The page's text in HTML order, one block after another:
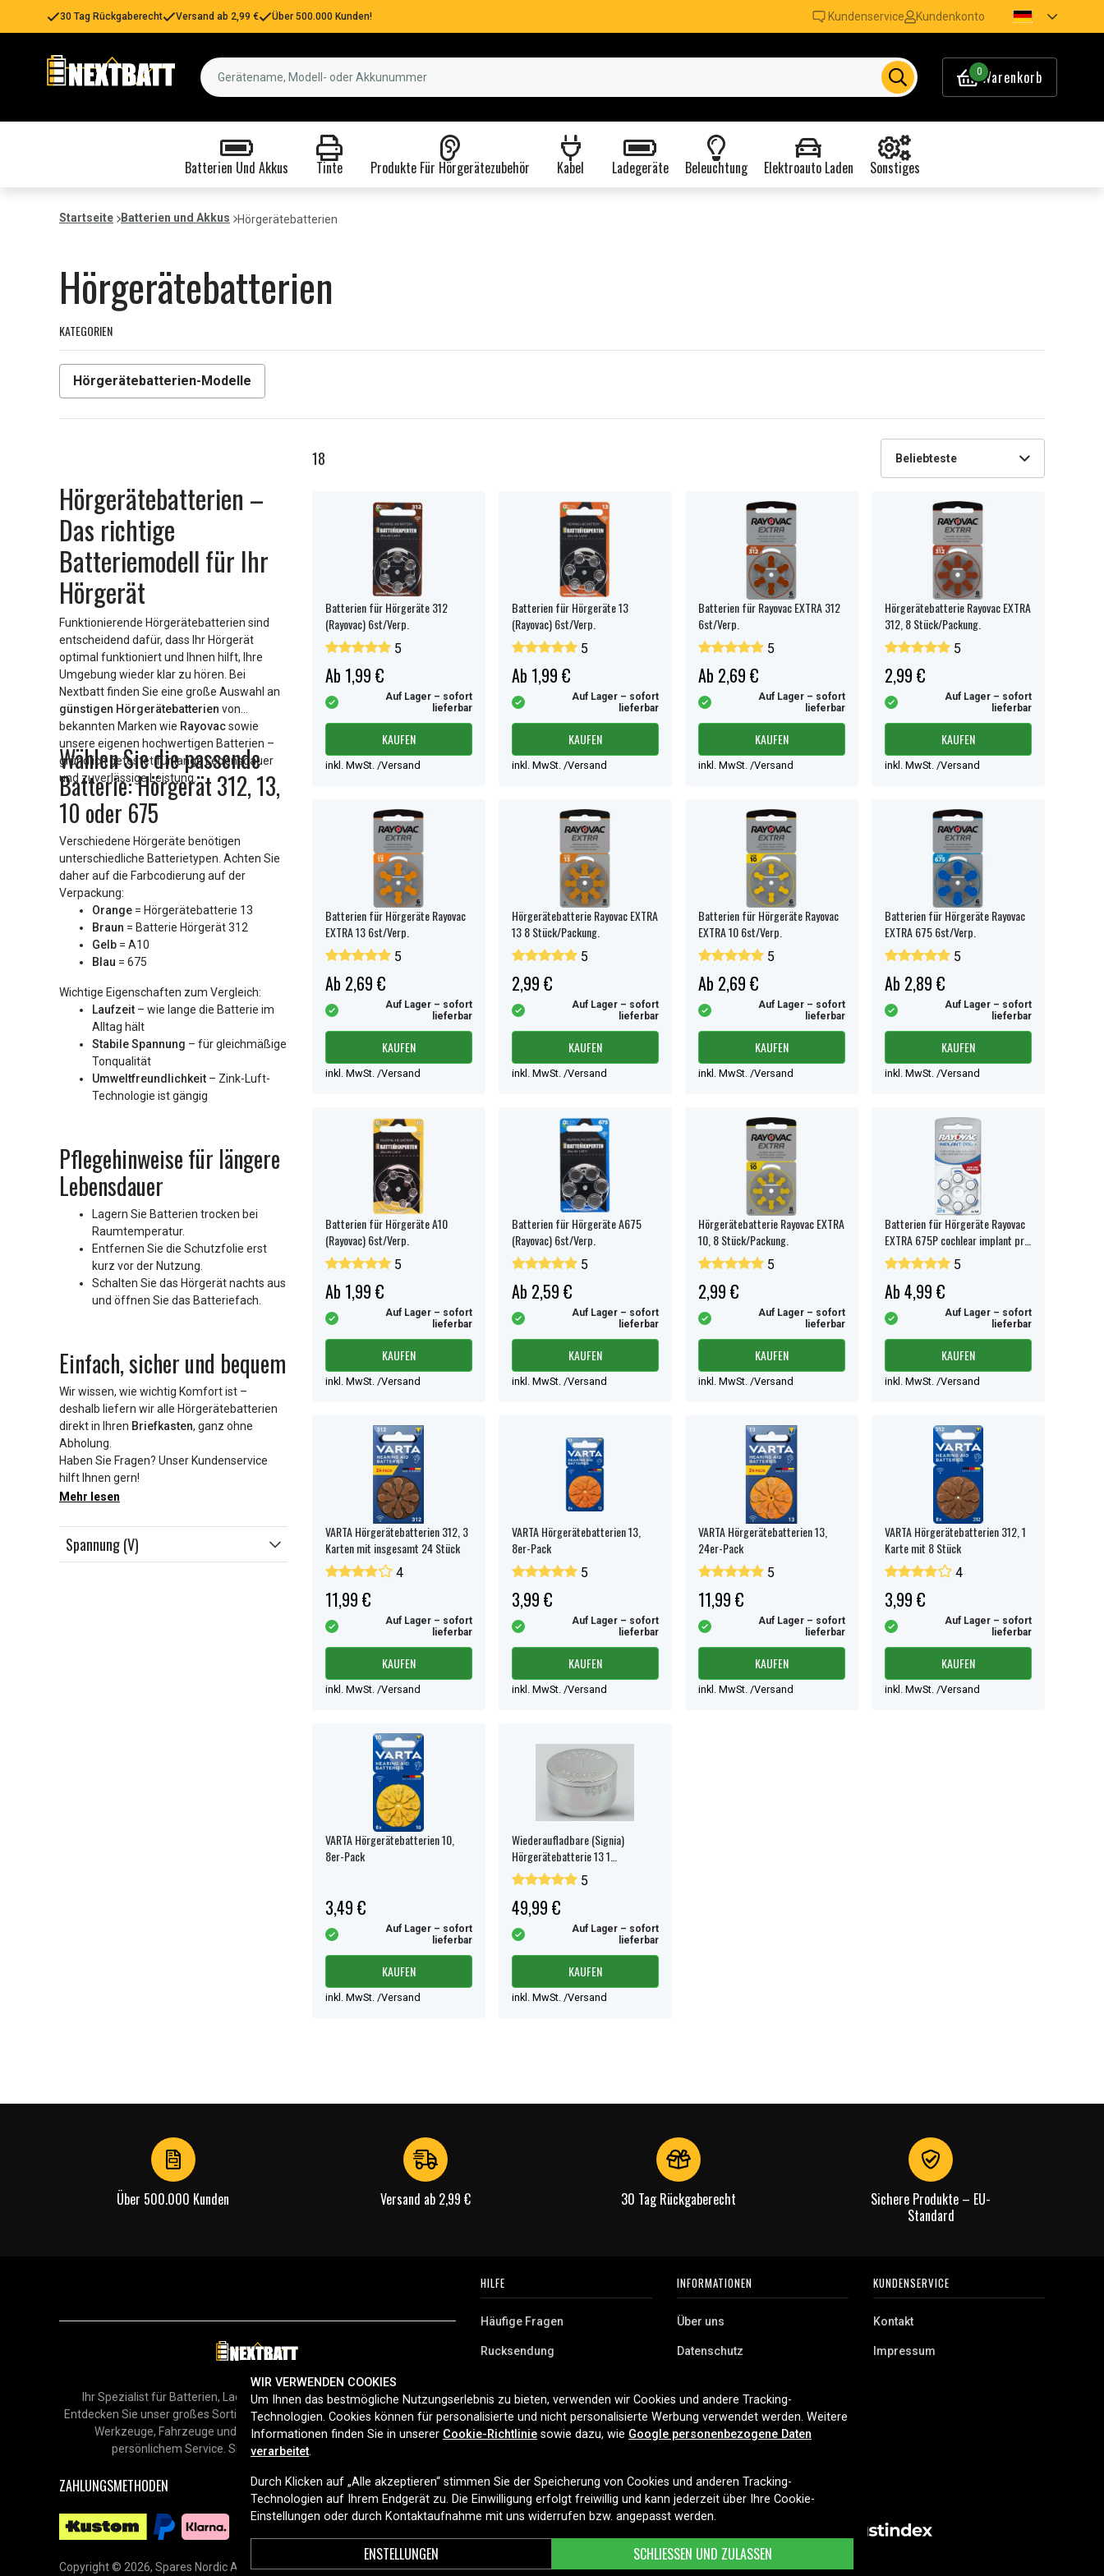
30 Tag Rückgaberecht Versand ab 2,99 € Über 500.000 Kunden! Kundenservice Kundenkonto
0Warenkorb
Batterien Und Akkus Tinte Produkte Für Hörgerätezubehör Kabel Ladegeräte Beleuchtung Elektroauto Laden Sonstiges
Startseite Batterien und Akkus Hörgerätebatterien
Hörgerätebatterien
KATEGORIEN
Hörgerätebatterien-Modelle
Hörgerätebatterien –
Das richtige
Batteriemodell für Ihr
Hörgerät
Funktionierende Hörgerätebatterien sind
entscheidend dafür, dass Ihr Hörgerät
optimal funktioniert und Ihnen hilft, Ihre
Umgebung wieder klar zu hören. Bei
Nextbatt finden Sie eine große Auswahl an
günstigen Hörgerätebatterien von
bekannten Marken wie Rayovacsowie
unsere eigenen hochwertigen Batterien –
gründlich getestet für lange Lebensdauer
und zuverlässige Leistung.
Wählen Sie die passende
Batterie: Hörgerät 312, 13,
10 oder 675
Verschiedene Hörgeräte benötigen
unterschiedliche Batterietypen. Achten Sie
daher auf die Farbcodierung auf der
Verpackung:
Orange = Hörgerätebatterie 13
Braun = Batterie Hörgerät 312
Gelb = A10
Blau = 675
Wichtige Eigenschaften zum Vergleich:
Laufzeit – wie lange die Batterie im
Alltag hält
Stabile Spannung – für gleichmäßige
Tonqualität
Umweltfreundlichkeit – Zink-Luft-
Technologie ist gängig
Pflegehinweise für längere
Lebensdauer
Lagern Sie Batterien trocken bei
Raumtemperatur.
Entfernen Sie die Schutzfolie erst
kurz vor der Nutzung.
Schalten Sie das Hörgerät nachts aus
und öffnen Sie das Batteriefach.
Einfach, sicher und bequem
Wir wissen, wie wichtig Komfort ist –
deshalb liefern wir alle Hörgerätebatterien
direkt in Ihren Briefkasten, ganz ohne
Abholung.
Haben Sie Fragen? Unser Kundenservice
hilft Ihnen gern!
Mehr lesen
Spannung (V)
18 Beliebteste
Batterien für Hörgeräte 312
(Rayovac) 6st/Verp.
5
Ab 1,99 €
Auf Lager – sofort
lieferbar
KAUFEN
inkl. MwSt. /Versand
Batterien für Hörgeräte 13
(Rayovac) 6st/Verp.
5
Ab 1,99 €
Auf Lager – sofort
lieferbar
KAUFEN
inkl. MwSt. /Versand
Batterien für Rayovac EXTRA 312
6st/Verp.
5
Ab 2,69 €
Auf Lager – sofort
lieferbar
KAUFEN
inkl. MwSt. /Versand
Hörgerätebatterie Rayovac EXTRA
312, 8 Stück/Packung.
5
2,99 €
Auf Lager – sofort
lieferbar
KAUFEN
inkl. MwSt. /Versand
Batterien für Hörgeräte Rayovac
EXTRA 13 6st/Verp.
5
Ab 2,69 €
Auf Lager – sofort
lieferbar
KAUFEN
inkl. MwSt. /Versand
Hörgerätebatterie Rayovac EXTRA
13 8 Stück/Packung.
5
2,99 €
Auf Lager – sofort
lieferbar
KAUFEN
inkl. MwSt. /Versand
Batterien für Hörgeräte Rayovac
EXTRA 10 6st/Verp.
5
Ab 2,69 €
Auf Lager – sofort
lieferbar
KAUFEN
inkl. MwSt. /Versand
Batterien für Hörgeräte Rayovac
EXTRA 675 6st/Verp.
5
Ab 2,89 €
Auf Lager – sofort
lieferbar
KAUFEN
inkl. MwSt. /Versand
Batterien für Hörgeräte A10
(Rayovac) 6st/Verp.
5
Ab 1,99 €
Auf Lager – sofort
lieferbar
KAUFEN
inkl. MwSt. /Versand
Batterien für Hörgeräte A675
(Rayovac) 6st/Verp.
5
Ab 2,59 €
Auf Lager – sofort
lieferbar
KAUFEN
inkl. MwSt. /Versand
Hörgerätebatterie Rayovac EXTRA
10, 8 Stück/Packung.
5
2,99 €
Auf Lager – sofort
lieferbar
KAUFEN
inkl. MwSt. /Versand
Batterien für Hörgeräte Rayovac
EXTRA 675P cochlear implant pro
plus 6st/Verp. 5
Ab 4,99 €
Auf Lager – sofort
lieferbar
KAUFEN
inkl. MwSt. /Versand
VARTA Hörgerätebatterien 312, 3
Karten mit insgesamt 24 Stück
4
11,99 €
Auf Lager – sofort
lieferbar
KAUFEN
inkl. MwSt. /Versand
VARTA Hörgerätebatterien 13,
8er-Pack
5
3,99 €
Auf Lager – sofort
lieferbar
KAUFEN
inkl. MwSt. /Versand
VARTA Hörgerätebatterien 13,
24er-Pack
5
11,99 €
Auf Lager – sofort
lieferbar
KAUFEN
inkl. MwSt. /Versand
VARTA Hörgerätebatterien 312, 1
Karte mit 8 Stück
4
3,99 €
Auf Lager – sofort
lieferbar
KAUFEN
inkl. MwSt. /Versand
VARTA Hörgerätebatterien 10,
8er-Pack
3,49 €
Auf Lager – sofort
lieferbar
KAUFEN
inkl. MwSt. /Versand
Wiederaufladbare (Signia)
Hörgerätebatterie 13 1
Stück/Packung.5
49,99 €
Auf Lager – sofort
lieferbar
KAUFEN
inkl. MwSt. /Versand
Über 500.000 Kunden Versand ab 2,99 € 30 Tag Rückgaberecht
Sichere Produkte – EU-
Standard
Ihr Spezialist für Batterien, Ladegeräte und Zubehör in Deutschland.
Entdecken Sie unser großes Sortiment für Smartphones, Haushaltsgeräte,
Werkzeuge, Fahrzeuge und mehr – mit schneller Lieferung und
persönlichem Service. Sicher online einkaufen seit 2006.
HILFE
Häufige Fragen
Rucksendung
INFORMATIONEN
Über uns
Datenschutz
KUNDENSERVICE
Kontakt
Impressum
ZAHLUNGSMETHODEN LIEFEROPTIONEN
Copyright © 2026, Spares Nordic AB
WIR VERWENDEN COOKIES
Um Ihnen das bestmögliche Nutzungserlebnis zu bieten, verwenden wir Cookies und andere Tracking-
Technologien. Cookies können für personalisierte und nicht personalisierte Werbung verwendet werden. Weitere
Informationen finden Sie in unserer Cookie-Richtlinie sowie dazu, wie Google personenbezogene Daten
verarbeitet.
Durch Klicken auf „Alle akzeptieren“ stimmen Sie der Speicherung von Cookies und anderen Tracking-
Technologien auf Ihrem Endgerät zu. Die Einwilligung erfolgt freiwillig und kann jederzeit über Ihre Cookie-
Einstellungen oder durch Kontaktaufnahme mit uns widerrufen bzw. angepasst werden.
ENSTELLUNGEN SCHLIESSEN UND ZULASSEN